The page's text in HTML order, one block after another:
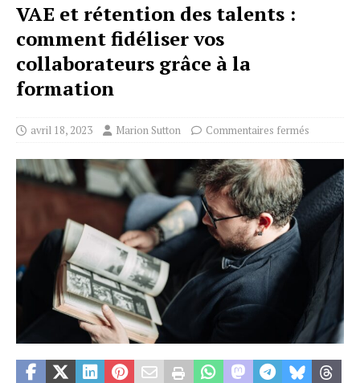
VAE et rétention des talents :
comment fidéliser vos
collaborateurs grâce à la
formation
avril 18, 2023 Marion Sutton Commentaires fermés